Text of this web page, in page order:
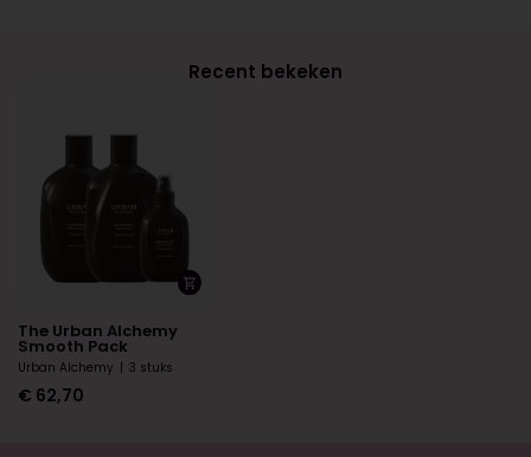
Recent bekeken
The Urban Alchemy
Smooth Pack
Urban Alchemy 3 stuks
€ 62,70